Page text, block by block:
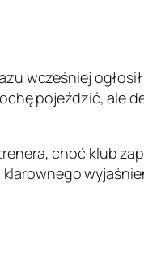
wcześniej
pojeździć, ale
choć klub